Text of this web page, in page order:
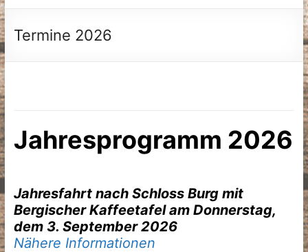
Termine 2026
Jahresprogramm 2026
Jahresfahrt nach Schloss Burg mit
Bergischer Kaffeetafel am Donnerstag,
dem 3. September 2026
Nähere Informationen